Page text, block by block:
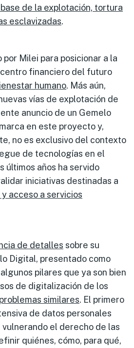
de la explotación, tortura
esclavizadas.
por Milei para posicionar a la
financiero del futuro
humano. Más aún,
vías de explotación de
anuncio de un Gemelo
en este proyecto y,
no es exclusivo del contexto
de tecnologías en el
últimos años ha servido
iniciativas destinadas a
acceso a servicios
de detalles sobre su
Digital, presentado como
pilares que ya son bien
de digitalización de los
problemas similares. El primero
de datos personales
el derecho de las
quiénes, cómo, para qué,